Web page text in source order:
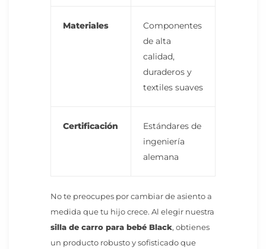
Materiales
Componentes
de alta
calidad,
duraderos y
textiles suaves
Certificación
Estándares de
ingeniería
alemana
No te preocupes por cambiar de asiento a
medida que tu hijo crece. Al elegir nuestra
silla de carro para bebé Black, obtienes
un producto robusto y sofisticado que